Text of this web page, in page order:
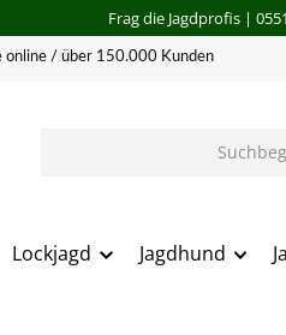
Frag die Jagdprofis|
online / über 150.000 Kunden
Lockjagd Jagdhund